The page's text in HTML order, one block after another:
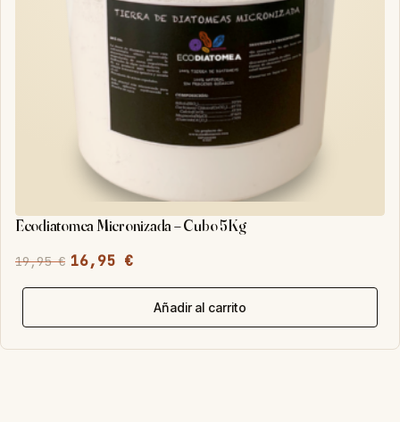
Ecodiatomea Micronizada – Cubo 5Kg
19,95€
El
precio
era:
19,95 €.
16,95 €
El
precio
es:
16,95 €.
Añadir al carrito